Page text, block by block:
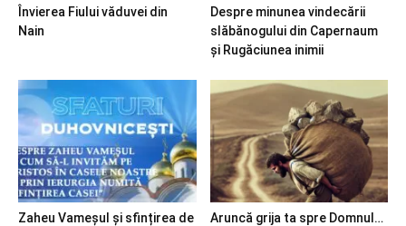
Învierea Fiului văduvei din
Nain
Despre minunea vindecării
slăbănogului din Capernaum
și Rugăciunea inimii
Zaheu Vameșul și sfințirea de
Aruncă grija ta spre Domnul…